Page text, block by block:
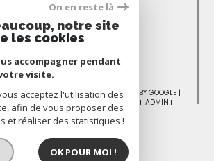
Nous
ADHÉRONS
RÉSERVÉS | TRADUCTION POWERED BY GOOGLE |
PLAN DU SITE MENTIONS LÉGALES
ADMIN
POLITIQUE RGPD COOKIES
On en reste là
notre site
les cookies
accompagner pendant
visite.
acceptez l'utilisation des
afin de vous proposer des
et réaliser des statistiques !
OK POUR MOI !